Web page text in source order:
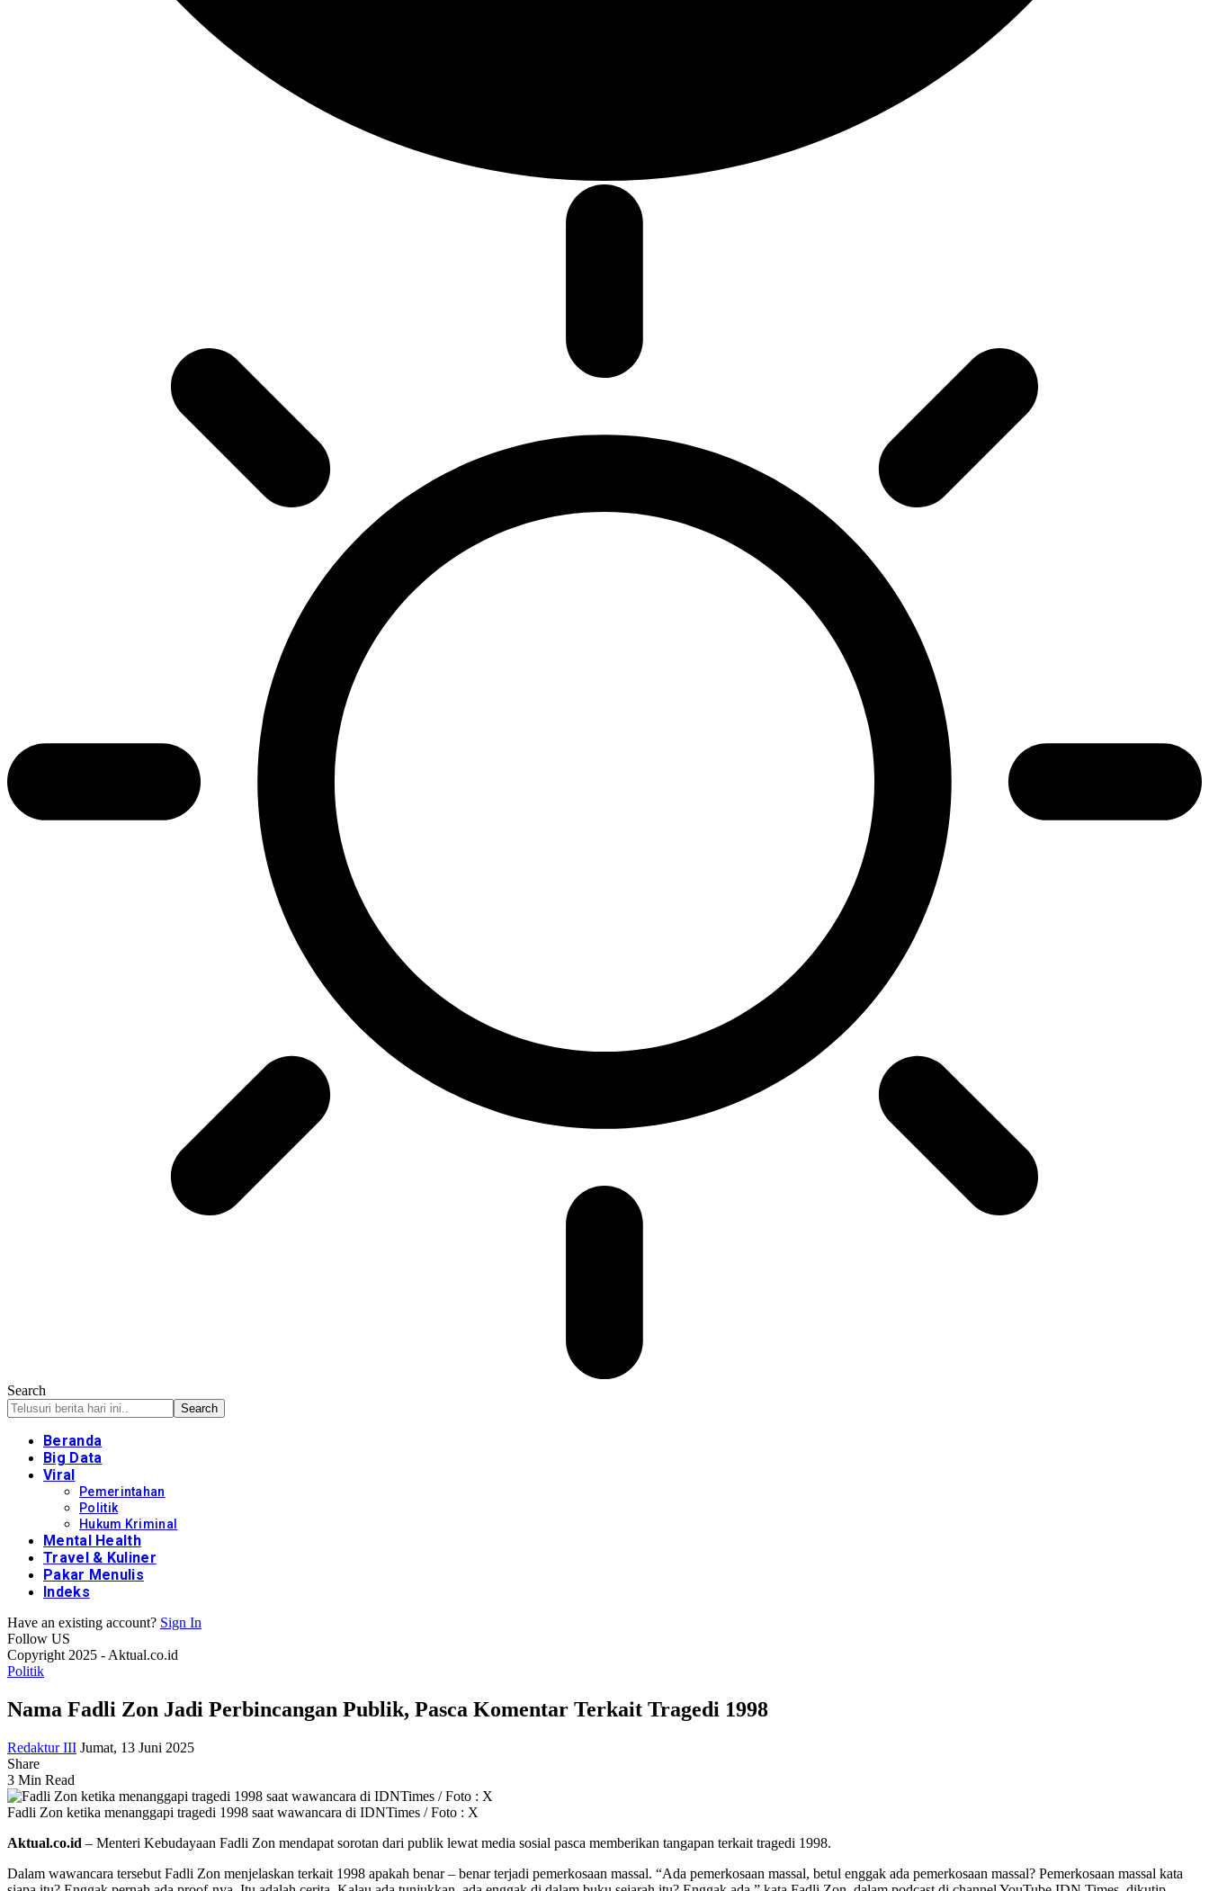
Search
Beranda
Big Data
Viral
Pemerintahan
Politik
Hukum Kriminal
Mental Health
Travel & Kuliner
Pakar Menulis
Indeks
Have an existing account? Sign In
Follow US
Copyright 2025 - Aktual.co.id
Politik
Nama Fadli Zon Jadi Perbincangan Publik, Pasca Komentar Terkait Tragedi 1998
Redaktur III Jumat, 13 Juni 2025
Share
3 Min Read
Fadli Zon ketika menanggapi tragedi 1998 saat wawancara di IDNTimes / Foto : X
Aktual.co.id – Menteri Kebudayaan Fadli Zon mendapat sorotan dari publik lewat media sosial pasca memberikan tangapan terkait tragedi 1998.
Dalam wawancara tersebut Fadli Zon menjelaskan terkait 1998 apakah benar – benar terjadi pemerkosaan massal. “Ada pemerkosaan massal, betul enggak ada pemerkosaan massal? Pemerkosaan massal kata